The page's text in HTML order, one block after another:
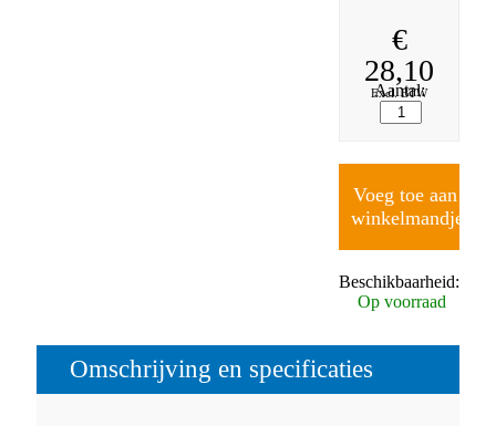
€
28,10
Excl. BTW
Aantal:
Voeg toe aan
winkelmandje
Beschikbaarheid:
Op voorraad
Omschrijving en specificaties